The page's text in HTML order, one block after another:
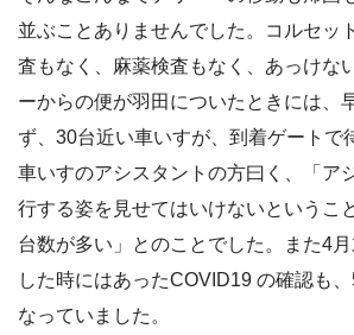
並ぶことありませんでした。コルセッ
査もなく、麻薬検査もなく、あっけな
ーからの便が羽田についたときには、
ず、30台近い車いすが、到着ゲートで
車いすのアシスタントの方曰く、「ア
行する姿を見せてはいけないというこ
台数が多い」とのことでした。また4
した時にはあったCOVID19 の確認も
なっていました。